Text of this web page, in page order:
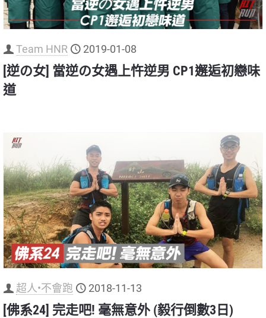
Team HNR 2019-01-08
[逆の女] 當逆の女遇上忤逆男 CP1邂逅初戀味
道
超人•不會跑 2018-11-13
[佛系24] 完走吧! 毫無意外 (毅行倒數3日)